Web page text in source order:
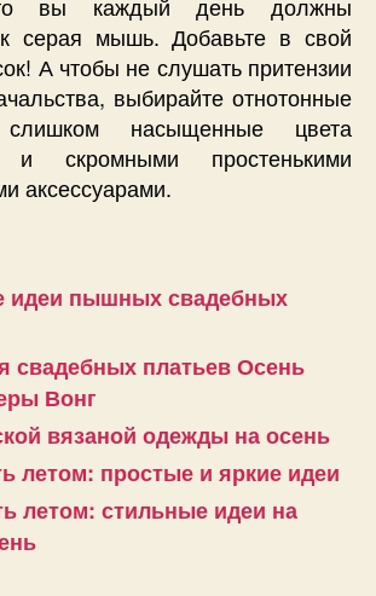
серая мышь. Добавьте в свой
А чтобы не слушать притензии
выбирайте отнотонные
насыщенные цвета
и скромными простенькими
аксессуарами.
идеи пышных свадебных
свадебных платьев Осень
Вонг
вязаной одежды на осень
летом: простые и яркие идеи
летом: стильные идеи на